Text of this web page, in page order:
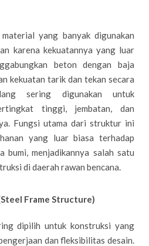
yang banyak digunakan
karena kekuatannya yang luar
beton dengan baja
kekuatan tarik dan tekan secara
sering digunakan untuk
tinggi, jembatan, dan
Fungsi utama dari struktur ini
yang luar biasa terhadap
bumi, menjadikannya salah satu
di daerah rawan bencana.
Frame Structure)
dipilih untuk konstruksi yang
dan fleksibilitas desain.